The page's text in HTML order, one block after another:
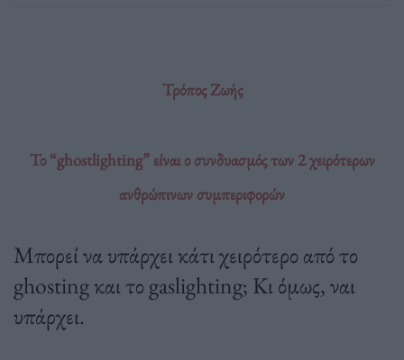
Τρόπος Ζωής
Το “ghostlighting” είναι ο συνδυασμός των 2 χειρότερων
ανθρώπινων συμπεριφορών
Mπορεί να υπάρχει κάτι χειρότερο από το
ghosting και το gaslighting; Κι όμως, ναι
υπάρχει.